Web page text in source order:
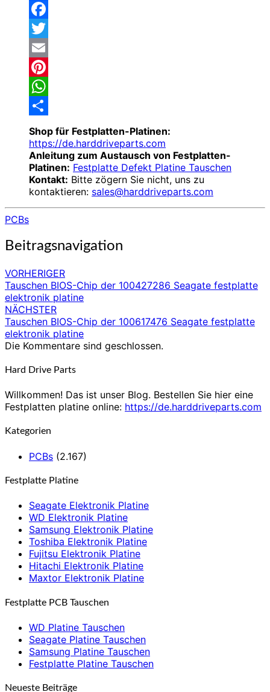
Facebook
Twitter
Email
Pinterest
WhatsApp
Share
Shop für Festplatten-Platinen:
https://de.harddriveparts.com
Anleitung zum Austausch von Festplatten-
Platinen: Festplatte Defekt Platine Tauschen
Kontakt: Bitte zögern Sie nicht, uns zu
kontaktieren: sales@harddriveparts.com
PCBs
Beitragsnavigation
VORHERIGER
Tauschen BIOS-Chip der 100427286 Seagate festplatte
elektronik platine
NÄCHSTER
Tauschen BIOS-Chip der 100617476 Seagate festplatte
elektronik platine
Die Kommentare sind geschlossen.
Hard Drive Parts
Willkommen! Das ist unser Blog. Bestellen Sie hier eine
Festplatten platine online: https://de.harddriveparts.com
Kategorien
PCBs (2.167)
Festplatte Platine
Seagate Elektronik Platine
WD Elektronik Platine
Samsung Elektronik Platine
Toshiba Elektronik Platine
Fujitsu Elektronik Platine
Hitachi Elektronik Platine
Maxtor Elektronik Platine
Festplatte PCB Tauschen
WD Platine Tauschen
Seagate Platine Tauschen
Samsung Platine Tauschen
Festplatte Platine Tauschen
Neueste Beiträge